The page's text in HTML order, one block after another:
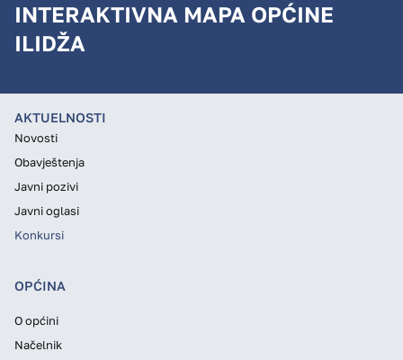
INTERAKTIVNA MAPA OPĆINE
ILIDŽA
AKTUELNOSTI
Novosti
Obavještenja
Javni pozivi
Javni oglasi
Konkursi
OPĆINA
O općini
Načelnik